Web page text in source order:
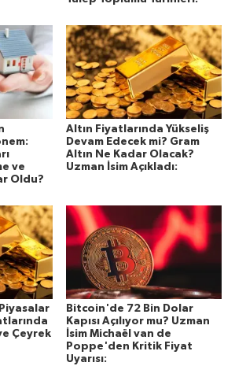
ve
Oldu?
Altın Fiyatlarında Yükseliş
Devam Edecek mi? Gram
Altın Ne Kadar Olacak?
Uzman İsim Açıkladı:
Çeyrek
Bitcoin'de 72 Bin Dolar
Kapısı Açılıyor mu? Uzman
İsim Michaël van de
Poppe'den Kritik Fiyat
Uyarısı: